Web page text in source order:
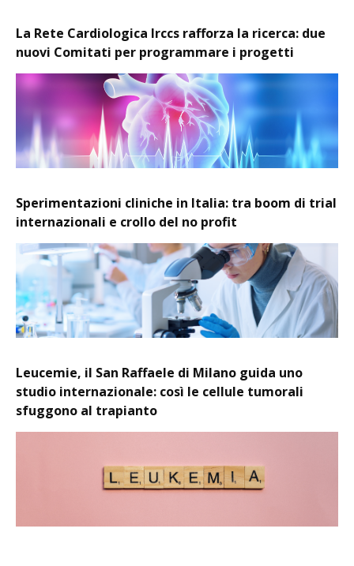
La Rete Cardiologica Irccs rafforza la ricerca: due
nuovi Comitati per programmare i progetti
Sperimentazioni cliniche in Italia: tra boom di trial
internazionali e crollo del no profit
Leucemie, il San Raffaele di Milano guida uno
studio internazionale: così le cellule tumorali
sfuggono al trapianto